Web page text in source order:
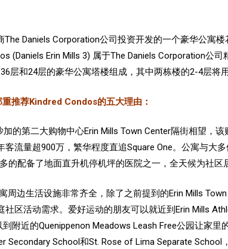
The Daniels Corporation公司投资开发的一个豪华公寓
(Daniels Erin Mills 3) 属于The Daniels Corporation公
层和24层的豪华公寓塔楼组成，其中两栋楼的2-4层将
推荐Kindred Condos的五大理由：
加的第二大购物中心Erin Mills Town Center隔街相望，
流量超900万，繁华程度直追Square One。公寓与大
配备了地面直升机停机坪的医院之一，全天候为社区
周边生活设施非常齐全，除了之前提到的Erin Mills
区活动需求。爱好运动的朋友可以就近到Erin Mills
附近的Quenippenon Meadows Leash Free公园让家里
Secondary School和St. Rose of Lima Separate